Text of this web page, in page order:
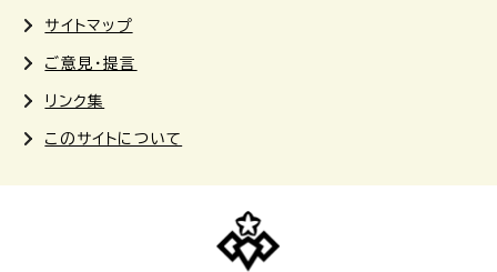
サイトマップ
ご意見・提言
リンク集
このサイトについて